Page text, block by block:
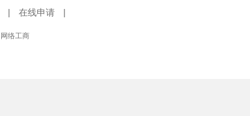
| 在线申请 |
网络工商